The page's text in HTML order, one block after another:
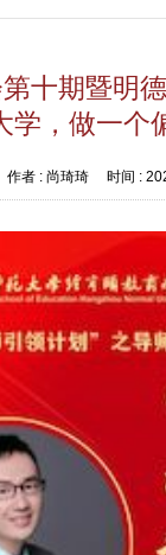
十期暨明
学，做一个
者 : 尚琦琦 时间 :